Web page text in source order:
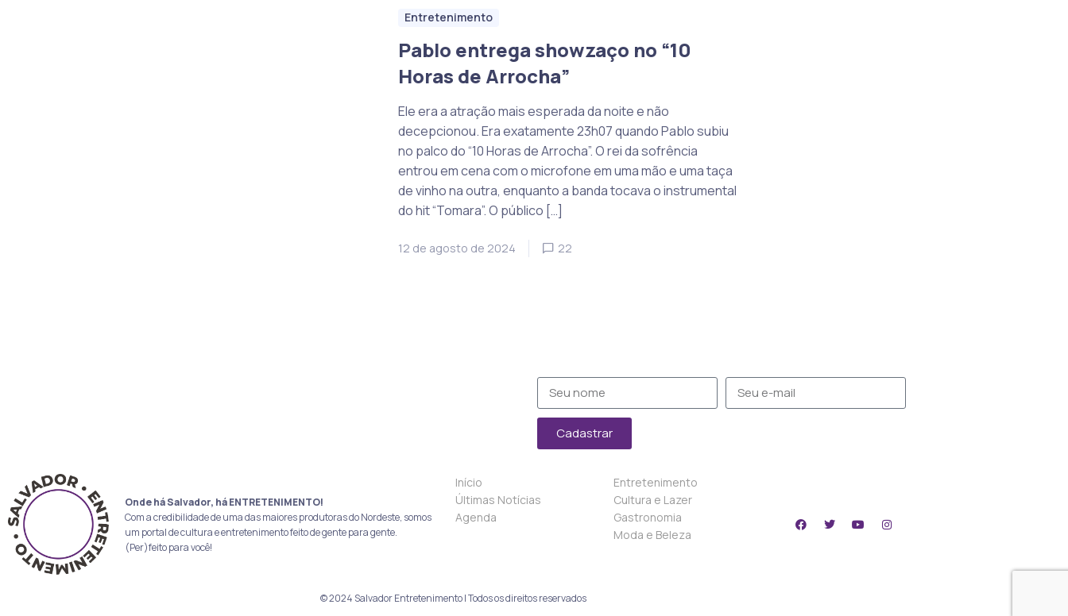
Entretenimento
Pablo entrega showzaço no “10
Horas de Arrocha”
Ele era a atração mais esperada da noite e não
decepcionou. Era exatamente 23h07 quando Pablo subiu
no palco do “10 Horas de Arrocha”. O rei da sofrência
entrou em cena com o microfone em uma mão e uma taça
de vinho na outra, enquanto a banda tocava o instrumental
do hit “Tomara”. O público […]
12 de agosto de 2024 22
Cadastrar
Onde há Salvador, há ENTRETENIMENTO!
Com a credibilidade de uma das maiores produtoras do Nordeste, somos
um portal de cultura e entretenimento feito de gente para gente.
(Per)feito para você!
Início
Últimas Notícias
Agenda
Entretenimento
Cultura e Lazer
Gastronomia
Moda e Beleza
© 2024 Salvador Entretenimento | Todos os direitos reservados